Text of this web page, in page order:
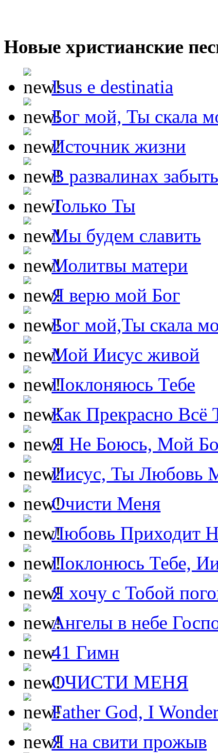
Новые христианские
Isus e destinatia
Бог мой, Ты скала
Источник жизни
В развалинах
Только Ты
Мы будем славить
Молитвы матери
Я верю мой Бог
Бог мой,Ты скала
Мой Иисус живой
Поклоняюсь Тебе
Как Прекрасно Всё
Я Не Боюсь, Мой
Иисус, Ты Любовь
Очисти Меня
Любовь Приходит
Поклонюсь Тебе,
Я хочу с Тобой
Ангелы в небе
41 Гимн
ОЧИСТИ МЕНЯ
Father God, I
Я на свити прожыв